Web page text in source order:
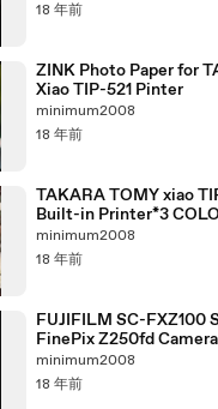
18 年前
ZINK Photo Paper for
Xiao TIP-521 Pinter
minimum2008
18 年前
TAKARA TOMY xiao
Built-in Printer*3
minimum2008
18 年前
FUJIFILM SC-FXZ100
FinePix Z250fd Camera
minimum2008
18 年前